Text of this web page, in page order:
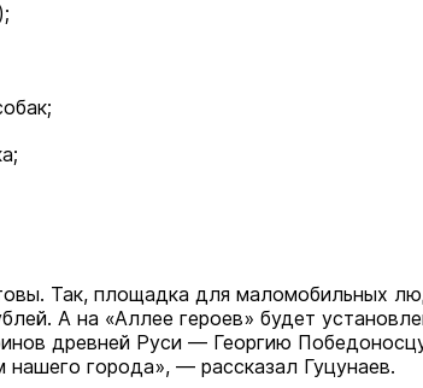
Так, площадка для маломобильных
А на «Аллее героев» будет
древней Руси — Георгию
города», — рассказал Гуцунаев.